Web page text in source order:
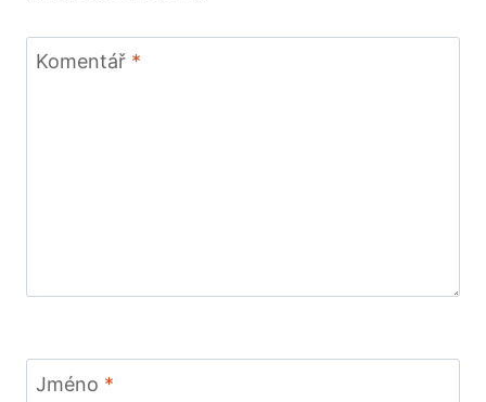
Komentář *
Jméno *